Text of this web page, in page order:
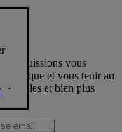
puissions vous
et vous tenir au
et bien plus